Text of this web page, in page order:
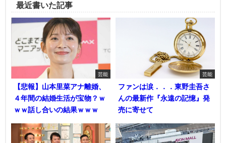
最近書いた記事
芸能
【悲報】山本里菜アナ離婚、
４年間の結婚生活が宝物？ｗ
ｗｗ話し合いの結果ｗｗｗ
芸能
ファンは涙．．．東野圭吾さ
んの最新作『永遠の記憶』発
売に寄せて